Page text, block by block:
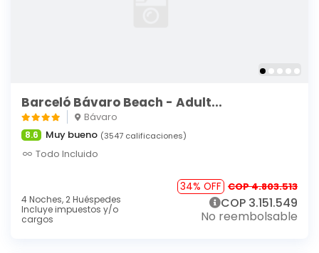
Barceló Bávaro Beach - Adult...
Bávaro
8.6 Muy bueno (3547 calificaciones)
Todo Incluido
4 Noches, 2 Huéspedes
Incluye impuestos y/o
cargos
34% OFF COP 4.803.513
COP 3.151.549
No reembolsable